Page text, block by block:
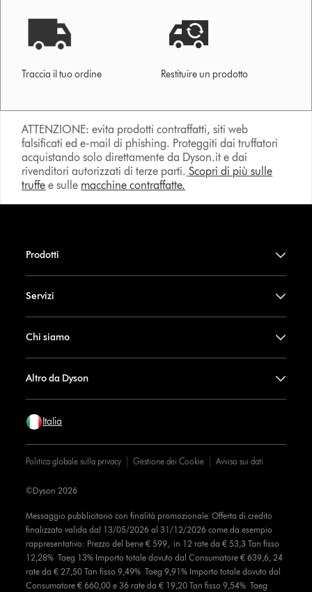
Traccia il tuo ordine Restituire un prodotto
ATTENZIONE: evita prodotti contraffatti, siti web
falsificati ed e-mail di phishing. Proteggiti dai truffatori
acquistando solo direttamente da Dyson.it e dai
rivenditori autorizzati di terze parti. Scopri di più sulle
truffe e sulle macchine contraffatte.
Prodotti
Servizi
Chi siamo
Altro da Dyson
Italia
Politica globale sulla privacy Gestione dei Cookie Avviso sui dati
Messaggio pubblicitario con finalità promozionale. Offerta di credito
finalizzato valida dal 13/05/2026 al 31/12/2026 come da esempio
rappresentativo: Prezzo del bene € 599, in 12 rate da € 53,3 Tan fisso
12,28% Taeg 13% Importo totale dovuto dal Consumatore € 639,6, 24
rate da € 27,50 Tan fisso 9,49% Taeg 9,91% Importo totale dovuto dal
Consumatore € 660,00 e 36 rate da € 19,20 Tan fisso 9,54% Taeg
©Dyson 2026